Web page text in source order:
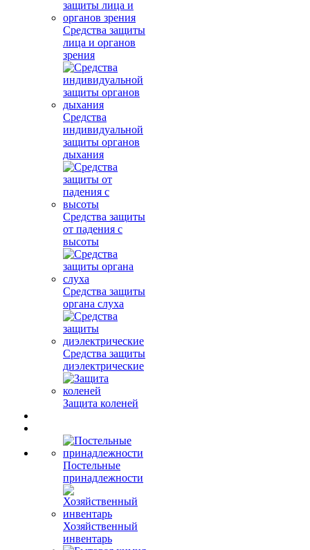
Средства защиты
лица и органов
зрения
Средства
индивидуальной
защиты органов
дыхания
Средства защиты
от падения с
высоты
Средства защиты
органа слуха
Средства защиты
диэлектрические
Защита коленей
Постельные
принадлежности
Хозяйственный
инвентарь